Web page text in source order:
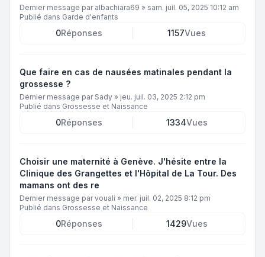
Dernier message par albachiara69 » sam. juil. 05, 2025 10:12 am
Publié dans Garde d'enfants
0Réponses 1157Vues
Que faire en cas de nausées matinales pendant la
grossesse ?
Dernier message par Sady » jeu. juil. 03, 2025 2:12 pm
Publié dans Grossesse et Naissance
0Réponses 1334Vues
Choisir une maternité à Genève. J'hésite entre la
Clinique des Grangettes et l'Hôpital de La Tour. Des
mamans ont des re
Dernier message parvouali » mer. juil. 02, 2025 8:12 pm
Publié dans Grossesse et Naissance
0Réponses 1429Vues